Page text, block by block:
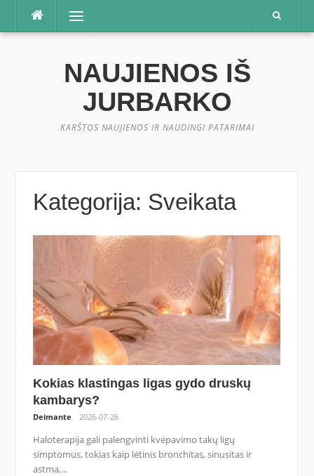
Praleisti
Meniu
NAUJIENOS IŠ
JURBARKO
KARŠTOS NAUJIENOS IR NAUDINGI PATARIMAI
Kategorija: Sveikata
Kokias klastingas ligas gydo druskų
kambarys?
Deimante 2026-07-26
Haloterapija gali palengvinti kvėpavimo takų ligų
simptomus, tokias kaip lėtinis bronchitas, sinusitas ir
astma,...